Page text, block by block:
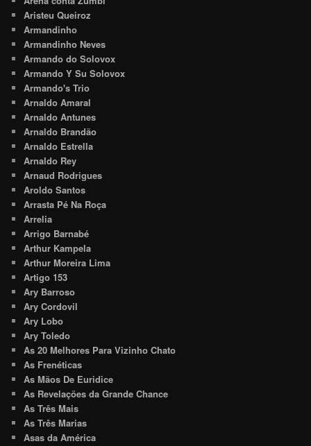
Aristeu Queiroz
Armandinho
Armandinho Neves
Armando do Solovox
Armando Y Su Solovox
Armando's Trio
Arnaldo Amaral
Arnaldo Antunes
Arnaldo Brandão
Arnaldo Estrella
Arnaldo Rey
Arnaud Rodrigues
Aroldo Santos
Arrasta Pé Na Roça
Arrelia
Arrigo Barnabé
Arthur Kampela
Arthur Moreira Lima
Artigo 153
Ary Barroso
Ary Cordovil
Ary Lobo
Ary Toledo
As 20 Melhores Para Vizinho Chato
As Frenéticas
As Mãos De Euridice
As Revelações da Grande Chance
As Três Mais
As Três Marias
Asas da América